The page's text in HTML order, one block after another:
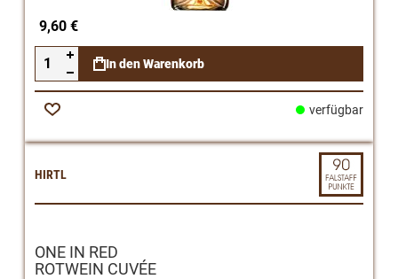
9,60 €
In den Warenkorb
Zur
verfügbar
HIRTL
ONE IN RED
ROTWEIN CUVÉE